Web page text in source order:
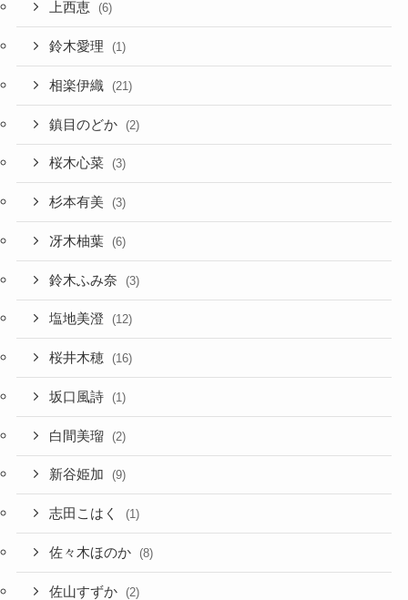
上西恵 (6)
鈴木愛理 (1)
相楽伊織 (21)
鎮目のどか (2)
桜木心菜 (3)
杉本有美 (3)
冴木柚葉 (6)
鈴木ふみ奈 (3)
塩地美澄 (12)
桜井木穂 (16)
坂口風詩 (1)
白間美瑠 (2)
新谷姫加 (9)
志田こはく (1)
佐々木ほのか (8)
佐山すずか (2)